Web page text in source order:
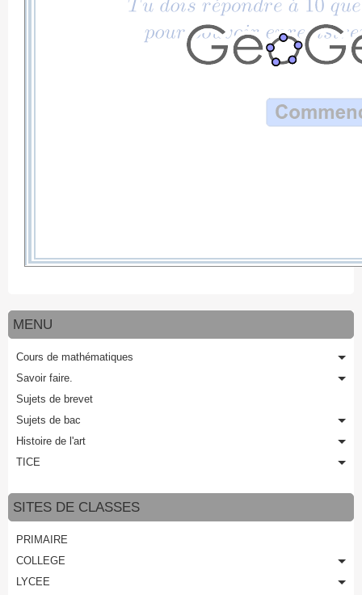
MENU
Cours de mathématiques
Savoir faire.
Sujets de brevet
Sujets de bac
Histoire de l'art
TICE
SITES DE CLASSES
PRIMAIRE
COLLEGE
LYCEE